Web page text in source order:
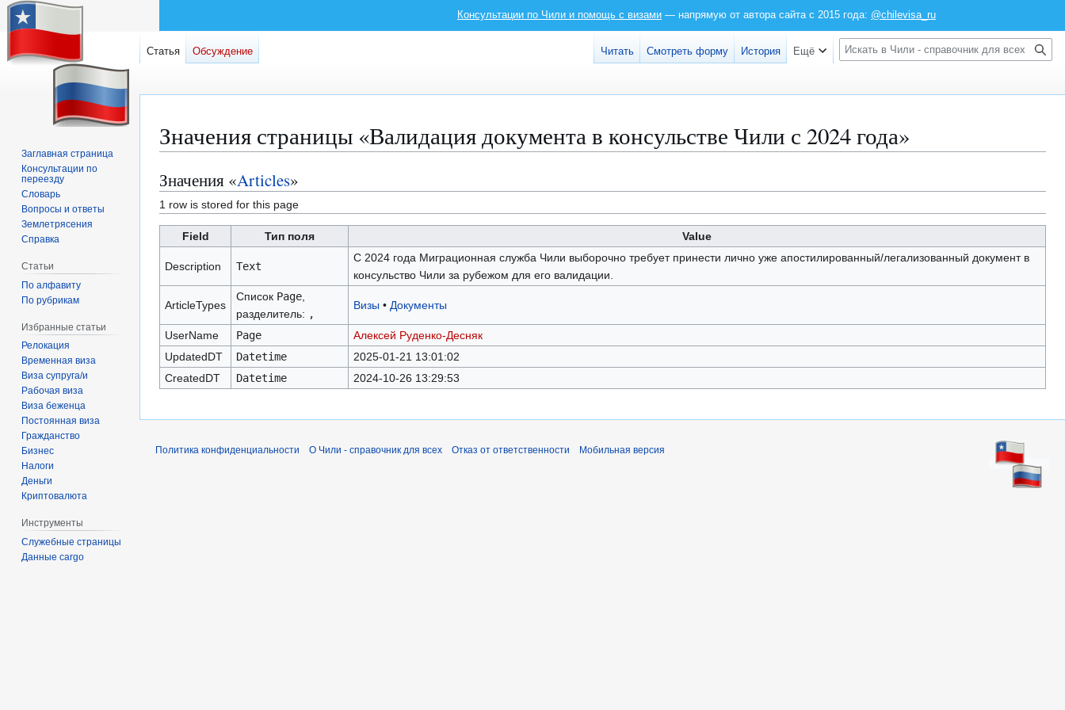
Консультации по Чили и помощь с визами — напрямую от автора сайта с 2015 года: @chilevisa_ru
Значения страницы «Валидация документа в консульстве Чили с 2024 года»
Перейти
к
навигации
Перейти
к
поиску
Значения «Articles»
1 row is stored for this page
Field Тип поля Value
Description Text
С 2024 года Миграционная служба Чили выборочно требует принести лично уже апостилированный/легализованный документ в
консульство Чили за рубежом для его валидации.
ArticleTypes
Список Page,
разделитель: ,
Визы • Документы
UserName Page
Алексей Руденко-Десняк
UpdatedDT
Datetime
2025-01-21 13:01:02
CreatedDT
Datetime 2024-10-26 13:29:53
Статья Обсуждение Читать Смотреть форму История Ещё
П
о
с
Заглавная страница
Консультации по
переезду
Словарь
Вопросы и ответы
Землетрясения
Справка
Статьи
По алфавиту
По рубрикам
Избранные статьи
Релокация
Временная виза
Виза супруга/и
Рабочая виза
Виза беженца
Постоянная виза
Гражданство
Бизнес
Налоги
Деньги
Криптовалюта
Инструменты
Служебные страницы
Данные cargo
Политика конфиденциальности О Чили - справочник для всех Отказ от ответственности Мобильная версия